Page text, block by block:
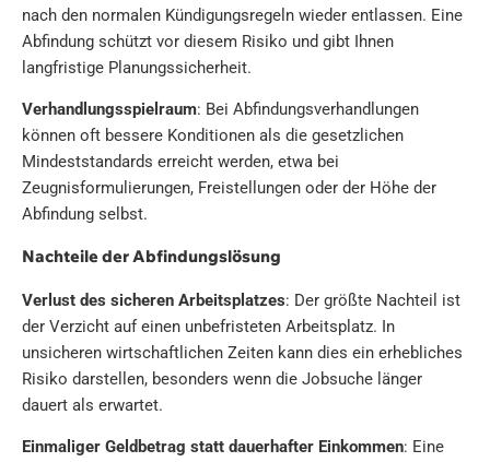
nach den normalen Kündigungsregeln wieder entlassen. Eine
Abfindung schützt vor diesem Risiko und gibt Ihnen
langfristige Planungssicherheit.
Verhandlungsspielraum: Bei Abfindungsverhandlungen
können oft bessere Konditionen als die gesetzlichen
Mindeststandards erreicht werden, etwa bei
Zeugnisformulierungen, Freistellungen oder der Höhe der
Abfindung selbst.
Nachteile der Abfindungslösung
Verlust des sicheren Arbeitsplatzes: Der größte Nachteil ist
der Verzicht auf einen unbefristeten Arbeitsplatz. In
unsicheren wirtschaftlichen Zeiten kann dies ein erhebliches
Risiko darstellen, besonders wenn die Jobsuche länger
dauert als erwartet.
Einmaliger Geldbetrag statt dauerhafter Einkommen: Eine